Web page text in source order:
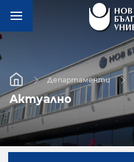
Департаменти
Актуално